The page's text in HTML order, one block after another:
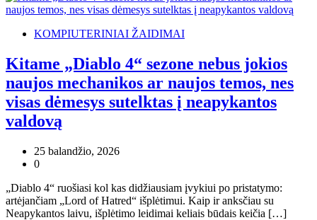
KOMPIUTERINIAI ŽAIDIMAI
Kitame „Diablo 4“ sezone nebus jokios
naujos mechanikos ar naujos temos, nes
visas dėmesys sutelktas į neapykantos
valdovą
25 balandžio, 2026
0
„Diablo 4“ ruošiasi kol kas didžiausiam įvykiui po pristatymo:
artėjančiam „Lord of Hatred“ išplėtimui. Kaip ir anksčiau su
Neapykantos laivu, išplėtimo leidimai keliais būdais keičia […]